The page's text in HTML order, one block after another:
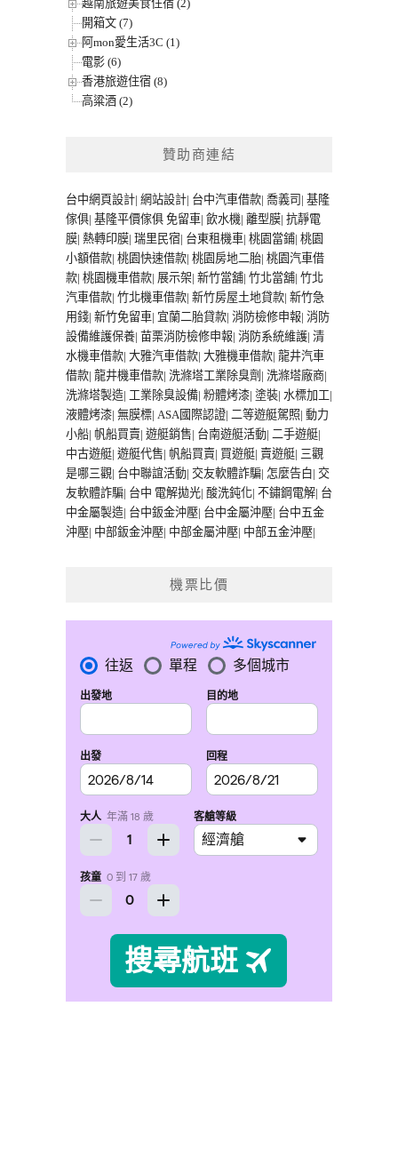
越南旅遊美食住宿 (2)
開箱文 (7)
阿mon愛生活3C (1)
電影 (6)
香港旅遊住宿 (8)
高粱酒 (2)
贊助商連結
台中網頁設計| 網站設計| 台中汽車借款| 喬義司 | 基隆
傢俱| 基隆平價傢俱 免留車| 飲水機| 離型膜| 抗靜電
膜| 熱轉印膜| 瑞里民宿| 台東租機車| 桃園當鋪| 桃園
小額借款| 桃園快速借款| 桃園房地二胎| 桃園汽車借
款| 桃園機車借款| 展示架| 新竹當舖| 竹北當舖| 竹北
汽車借款| 竹北機車借款| 新竹房屋土地貸款| 新竹急
用錢| 新竹免留車| 宜蘭二胎貸款| 消防檢修申報| 消防
設備維護保養| 苗栗消防檢修申報| 消防系統維護| 清
水機車借款| 大雅汽車借款| 大雅機車借款| 龍井汽車
借款| 龍井機車借款| 洗滌塔工業除臭劑 | 洗滌塔廠商|
洗滌塔製造| 工業除臭設備| 粉體烤漆| 塗裝| 水標加工|
液體烤漆| 無膜標| ASA國際認證| 二等遊艇駕照| 動力
小船| 帆船買賣| 遊艇銷售| 台南遊艇活動| 二手遊艇|
中古遊艇| 遊艇代售| 帆船買賣| 買遊艇| 賣遊艇| 三觀
是哪三觀| 台中聯誼活動| 交友軟體詐騙| 怎麼告白| 交
友軟體詐騙| 台中 電解拋光| 酸洗鈍化| 不鏽鋼電解| 台
中金屬製造| 台中鈑金沖壓| 台中金屬沖壓| 台中五金
沖壓| 中部鈑金沖壓| 中部金屬沖壓| 中部五金沖壓|
機票比價